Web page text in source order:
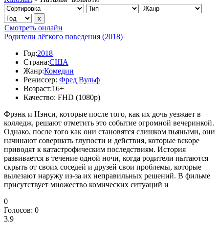
Смотреть онлайн
Родители лёгкого поведения (2018)
Год:2018
Страна:США
Жанр:Комедии
Режиссер: Фред Вульф
Возраст:16+
Качество: FHD (1080p)
Фрэнк и Нэнси, которые после того, как их дочь уезжает в
колледж, решают отметить это событие огромной вечеринкой.
Однако, после того как они становятся слишком пьяными, они
начинают совершать глупости и действия, которые вскоре
приводят к катастрофическим последствиям. История
развивается в течение одной ночи, когда родители пытаются
скрыть от своих соседей и друзей свои проблемы, которые
вылезают наружу из-за их неправильных решений. В фильме
присутствует множество комических ситуаций и
0
Голосов: 0
3.9